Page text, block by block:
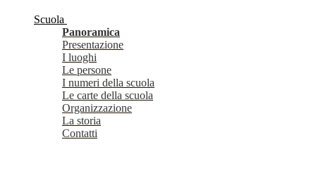
Scuola
Panoramica
Presentazione
I luoghi
Le persone
I numeri della scuola
Le carte della scuola
Organizzazione
La storia
Contatti